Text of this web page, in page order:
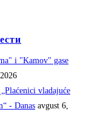
i "Kamov" gase
vladajuće
- Danas avgust 6,